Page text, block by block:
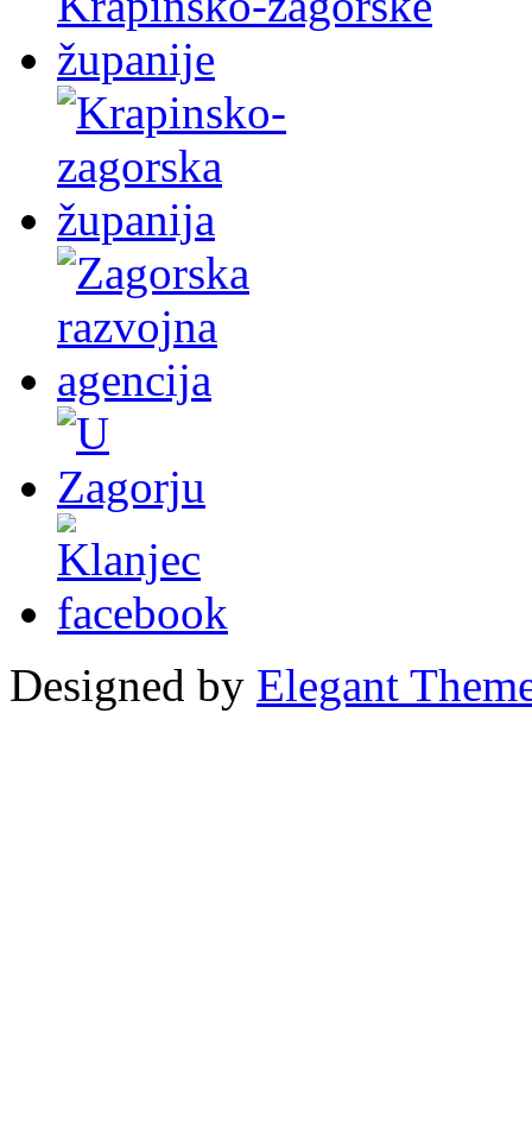
Designed by Elegant